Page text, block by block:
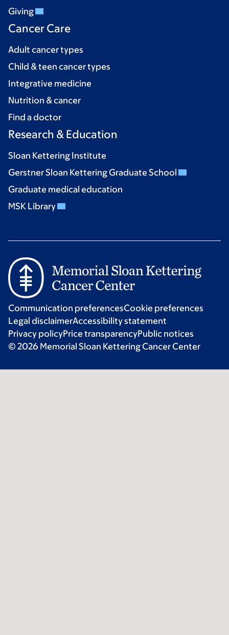
Giving
Cancer Care
Adult cancer types
Child & teen cancer types
Integrative medicine
Nutrition & cancer
Find a doctor
Research & Education
Sloan Kettering Institute
Gerstner Sloan Kettering Graduate School
Graduate medical education
MSK Library
Communication preferencesCookie preferences
Legal disclaimerAccessibility statement
Privacy policyPrice transparencyPublic notices
© 2026 Memorial Sloan Kettering Cancer Center